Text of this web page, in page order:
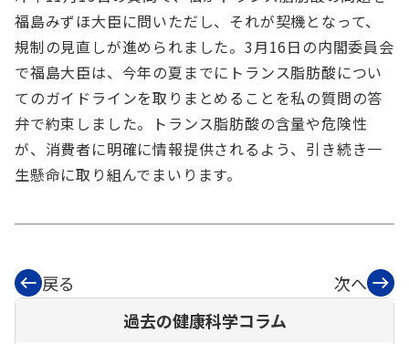
福島みずほ大臣に問いただし、それが契機となって、
規制の見直しが進められました。3月16日の内閣委員会
で福島大臣は、今年の夏までにトランス脂肪酸につい
てのガイドラインを取りまとめることを私の質問の答
弁で約束しました。トランス脂肪酸の含量や危険性
が、消費者に明確に情報提供されるよう、引き続き一
生懸命に取り組んでまいります。
戻る
次へ
過去の健康科学コラム